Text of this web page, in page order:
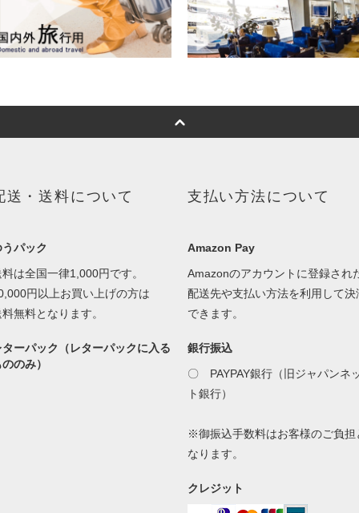
送・送料について
うパック
は全国一律1,000円です。
円以上お買い上げの方は
料無料となります。
ターパック（レターパックに入る
ののみ）
支払い方法について
Amazon Pay
Amazonのアカウントに登録され
配送先や支払い方法を利用して決
できます。
銀行振込
〇 PAYPAY銀行（旧ジャパンネ
ト銀行）
※御振込手数料はお客様のご負担
なります。
クレジット